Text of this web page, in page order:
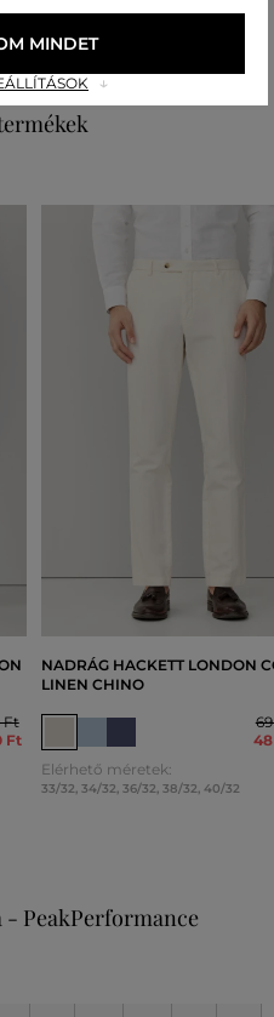
17 %
Ft
Ft
NADRÁG HACKETT LONDON
LINEN CHINO
Elérhető méretek:
33/32, 34/32, 36/32, 38/32, 40/32
- PeakPerformance
MINDET